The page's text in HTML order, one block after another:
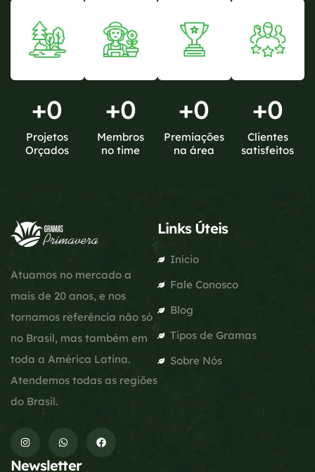
+0
Projetos
Orçados
+0
Membros
no time
+0
Premiações
na área
+0
Clientes
satisfeitos
Atuamos no mercado a
mais de 20 anos, e nos
tornamos referência não só
no Brasil, mas também em
toda a América Latina.
Atendemos todas as regiões
do Brasil.
Links Úteis
Início
Fale Conosco
Blog
Tipos de Gramas
Sobre Nós
Newsletter